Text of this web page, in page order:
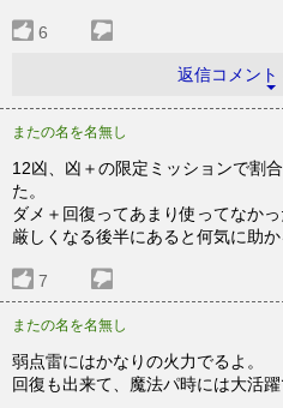
6
返信コメント
またの名を名無し
12凶、凶＋の限定ミッションで割
た。
ダメ＋回復ってあまり使ってなか
厳しくなる後半にあると何気に助か
7
またの名を名無し
弱点雷にはかなりの火力でるよ。
回復も出来て、魔法パ時には大活躍